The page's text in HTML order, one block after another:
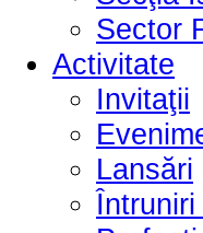
Sector
Activitate
Invitaţii
Lansări